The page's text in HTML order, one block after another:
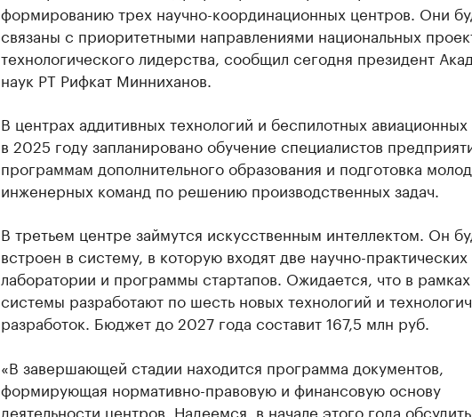
формированию трех научно-координационных центров. Они
связаны с приоритетными направлениями национальных
технологического лидерства, сообщил сегодня президент
наук РТ Рифкат Минниханов.
В центрах аддитивных технологий и беспилотных
в 2025 году запланировано обучение специалистов
программам дополнительного образования и подготовка
инженерных команд по решению производственных задач.
В третьем центре займутся искусственным интеллектом. Он
встроен в систему, в которую входят две научно-практических
лаборатории и программы стартапов. Ожидается, что в рамках
системы разработают по шесть новых технологий и
разработок. Бюджет до 2027 года составит 167,5 млн руб.
«В завершающей стадии находится программа документов,
формирующая нормативно-правовую и финансовую основу
деятельности центров. Надеемся, в начале этого года